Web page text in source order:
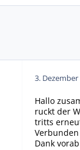
3.
Hallo
ruckt der
tritts
Dank vorab